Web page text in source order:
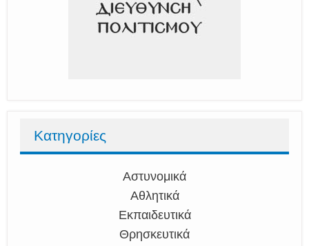
Κατηγορίες
Αστυνομικά
Αθλητικά
Εκπαιδευτικά
Θρησκευτικά